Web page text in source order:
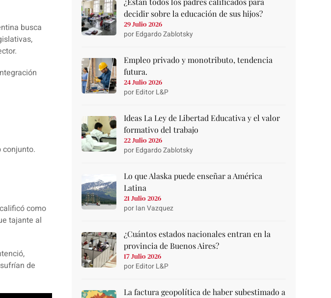
busca
conjunto.
como
tajante al
de
decidir sobre la educación de sus hijos?
29 Julio 2026
por Edgardo Zablotsky
Empleo privado y monotributo, tendencia
futura.
24 Julio 2026
por Editor L&P
Ideas La Ley de Libertad Educativa y el valor
formativo del trabajo
22 Julio 2026
por Edgardo Zablotsky
Lo que Alaska puede enseñar a América
Latina
21 Julio 2026
por Ian Vazquez
¿Cuántos estados nacionales entran en la
provincia de Buenos Aires?
17 Julio 2026
por Editor L&P
La factura geopolítica de haber subestimado a